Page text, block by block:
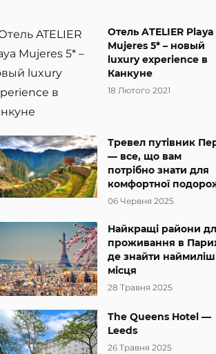
Отель ATELIER Playa
Mujeres 5* – новый
luxury experience в
Канкуне
18 Лютого 2021
Тревел путівник
— все, що вам
потрібно знати для
комфортної
06 Червня 2025
Найкращі райони
проживання в
де знайти
місця
28 Травня 2025
The Queens Hotel —
Leeds
26 Травня 2025